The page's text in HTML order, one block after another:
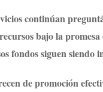
continúan
bajo la
fondos siguen siendo
de promoción